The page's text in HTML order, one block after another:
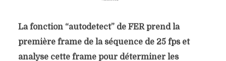
La fonction “autodetect” de FER prend la
première frame de la séquence de 25 fps et
analyse cette frame pour déterminer les